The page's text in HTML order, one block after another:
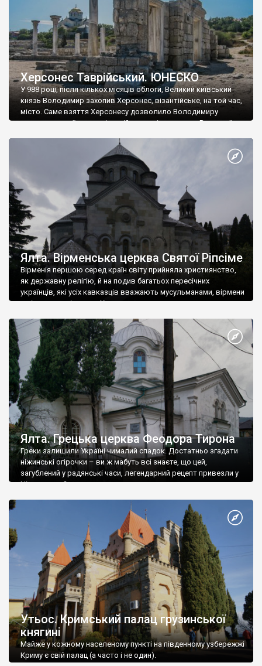
Херсонес Таврійський. ЮНЕСКО
У 988 році, після кількох місяців облоги, Великий київський
князь Володимир захопив Херсонес, візантійське, на той час,
місто. Саме взяття Херсонесу дозволило Володимиру
диктувати свої умови візантійському імператору Василю ІІ, та
Херсонесі Володимир-язичник, став Василем-християнином.
А потім було Хрещення Русі. На честь Херсонесу Таврійського
Ялта. Вірменська церква Святої Ріпсіме
Вірменія першою серед країн світу прийняла християнство,
як державну релігію, й на подив багатьох пересічних
українців, які усіх кавказців вважають мусульманами, вірмени
є відданими вірянами Христа
Ялта. Грецька церква Феодора Тирона
Греки залишили Україні чималий спадок. Достатньо згадати
ніжинські огірочки – ви ж мабуть всі знаєте, що цей,
загублений у радянські часи, легендарний рецепт привезли у
Ніжин греки?
Утьос. Кримський палац грузинської
княгині
Майже у кожному населеному пункті на південному узбережжі
Криму є свій палац (а часто і не один).